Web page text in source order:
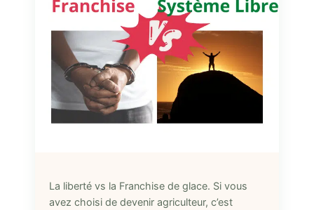
La liberté vs la Franchise de glace. Si vous
avez choisi de devenir agriculteur, c’est